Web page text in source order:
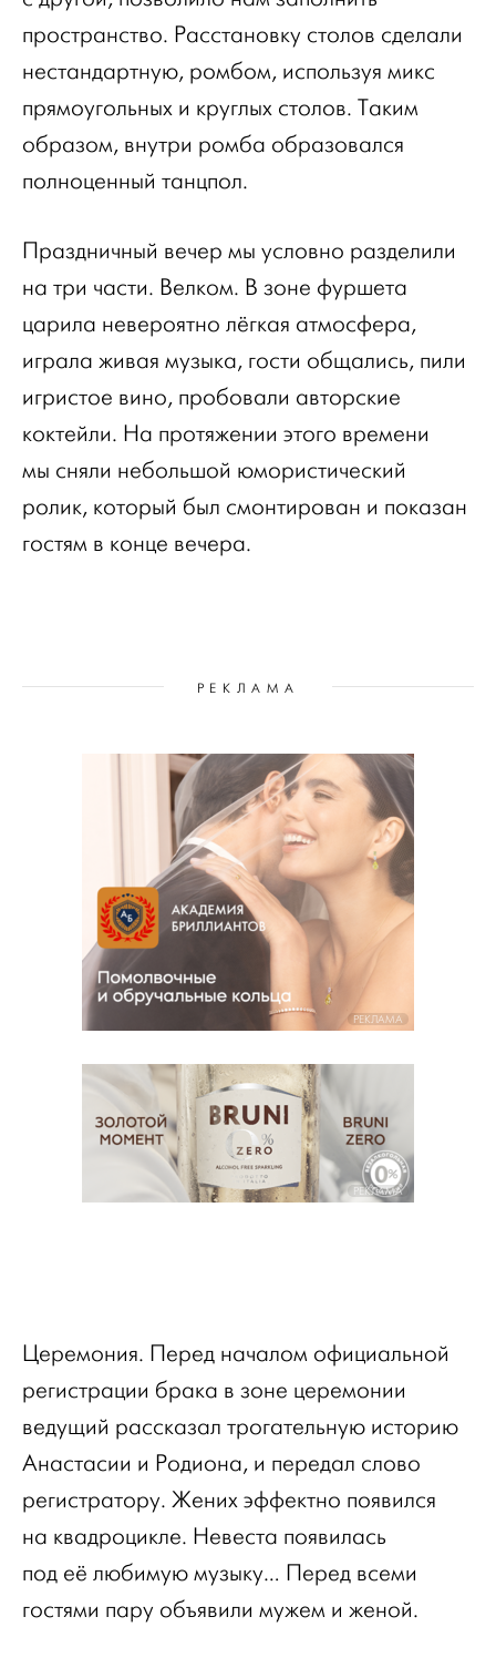
пространство. Расстановку столов сделали
нестандартную, ромбом, используя микс
прямоугольных и круглых столов. Таким
образом, внутри ромба образовался
полноценный танцпол.
Праздничный вечер мы условно разделили
на три части. Велком. В зоне фуршета
царила невероятно лёгкая атмосфера,
играла живая музыка, гости общались, пили
игристое вино, пробовали авторские
коктейли. На протяжении этого времени
мы сняли небольшой юмористический
ролик, который был смонтирован и показан
гостям в конце вечера.
РЕКЛАМА
РЕКЛАМА
РЕКЛАМА
Церемония. Перед началом официальной
регистрации брака в зоне церемонии
ведущий рассказал трогательную историю
Анастасии и Родиона, и передал слово
регистратору. Жених эффектно появился
на квадроцикле. Невеста появилась
под её любимую музыку… Перед всеми
гостями пару объявили мужем и женой.